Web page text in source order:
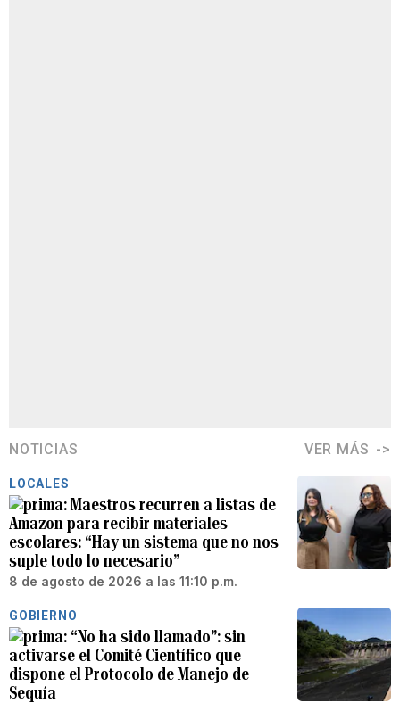
NOTICIAS VER MÁS
LOCALES
Maestros recurren a listas de
Amazon para recibir materiales
escolares: “Hay un sistema que no nos
suple todo lo necesario”
8 de agosto de 2026 a las 11:10 p.m.
GOBIERNO
“No ha sido llamado”: sin
activarse el Comité Científico que
dispone el Protocolo de Manejo de
Sequía